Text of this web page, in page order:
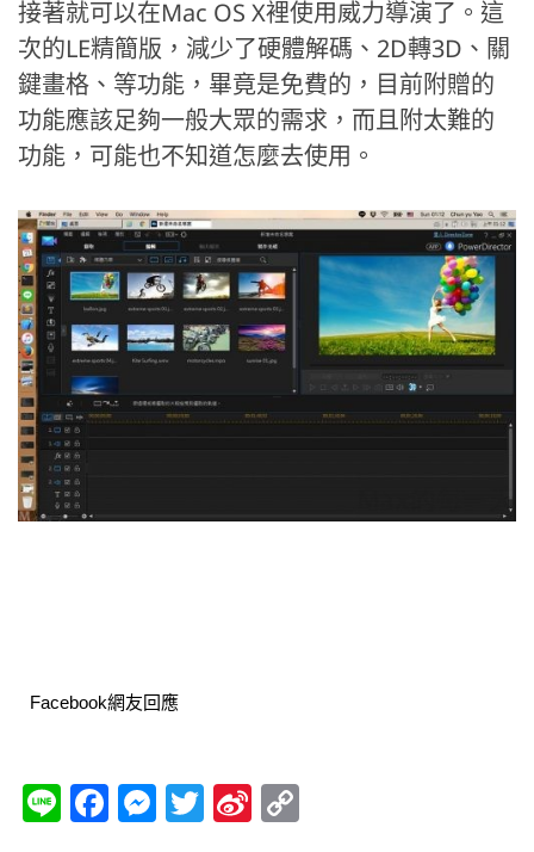
接著就可以在Mac OS X裡使用威力導演了。這
次的LE精簡版，減少了硬體解碼、2D轉3D、關
鍵畫格、等功能，畢竟是免費的，目前附贈的
功能應該足夠一般大眾的需求，而且附太難的
功能，可能也不知道怎麼去使用。
Facebook網友回應
Li F M T Si